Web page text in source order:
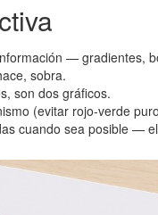
— gradientes,
sobra.
son dos gráficos.
(evitar rojo-verde
cuando sea posible —